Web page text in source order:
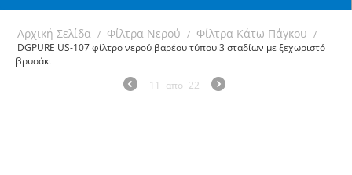
Αρχική Σελίδα / Φίλτρα Νερού / Φίλτρα Κάτω Πάγκου /
DGPURE US-107 φίλτρο νερού βαρέου τύπου 3 σταδίων με ξεχωριστό
βρυσάκι
11
απο 22